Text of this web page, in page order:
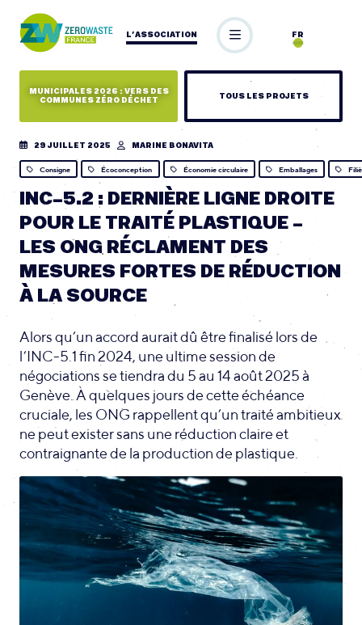
L’ASSOCIATION FR
MUNICIPALES 2026 : VERS DES
COMMUNES ZÉRO DÉCHET
TOUS LES PROJETS
29 JUILLET 2025 MARINE BONAVITA
Consigne Écoconception Économie circulaire Emballages
INC-5.2 : DERNIÈRE LIGNE DROITE
POUR LE TRAITÉ PLASTIQUE –
LES ONG RÉCLAMENT DES
MESURES FORTES DE RÉDUCTION
À LA SOURCE
Alors qu’un accord aurait dû être finalisé lors de
l’INC-5.1 fin 2024, une ultime session de
négociations se tiendra du 5 au 14 août 2025 à
Genève. À quelques jours de cette échéance
cruciale, les ONG rappellent qu’un traité ambitieux
ne peut exister sans une réduction claire et
contraignante de la production de plastique.